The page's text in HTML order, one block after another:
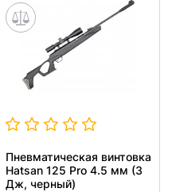
Пневматическая винтовка
Hatsan 125 Pro 4.5 мм (3
Дж, черный)